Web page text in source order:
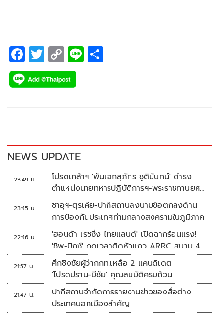
F
ac
e
k
T
wi
tt
C
o
p
k
Li
NEWS UPDATE
23:49 น.
โปรดเกล้าฯ 'พันเอกสุภัทร ชูตินันทน์' ดำรง
ตำแหน่งนายทหารปฏิบัติการฯ-พระราชทานยศ
'พลตรี'
23:45 น.
ซาอุฯ-ตุรเคีย-ปากีสถานลงนามข้อตกลงด้าน
การป้องกันประเทศท่ามกลางสงครามในภูมิภาค
22:46 น.
'ฮอนด้า เรซซิ่ง ไทยแลนด์' เปิดฉากร้อนแรง!
'ชิพ-มิกซ์' กดเวลาติดหัวแถว ARRC สนาม 4
ที่มัลดาลิกา
21:57 น.
ศึกชิงชัยผู้ว่ากกท.เหลือ 2 แคนดิเดต
'โปรดปราน-มีชัย' คุณสมบัติครบถ้วน
21:47 น.
ปากีสถานจำกัดการรายงานข่าวของสื่อต่าง
ประเทศนอกเมืองสำคัญ